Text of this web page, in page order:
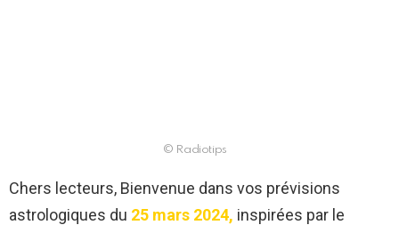
© Radiotips
Chers lecteurs, Bienvenue dans vos prévisions
astrologiques du 25 mars 2024, inspirées par le